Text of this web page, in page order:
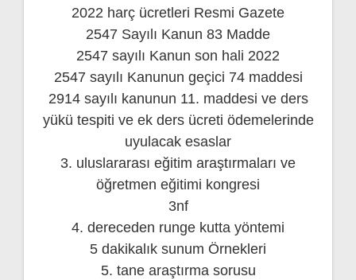
2022 harç ücretleri Resmi Gazete
2547 Sayılı Kanun 83 Madde
2547 sayılı Kanun son hali 2022
2547 sayılı Kanunun geçici 74 maddesi
2914 sayılı kanunun 11. maddesi ve ders
yükü tespiti ve ek ders ücreti ödemelerinde
uyulacak esaslar
3. uluslararası eğitim araştırmaları ve
öğretmen eğitimi kongresi
3nf
4. dereceden runge kutta yöntemi
5 dakikalık sunum Örnekleri
5. tane araştırma sorusu